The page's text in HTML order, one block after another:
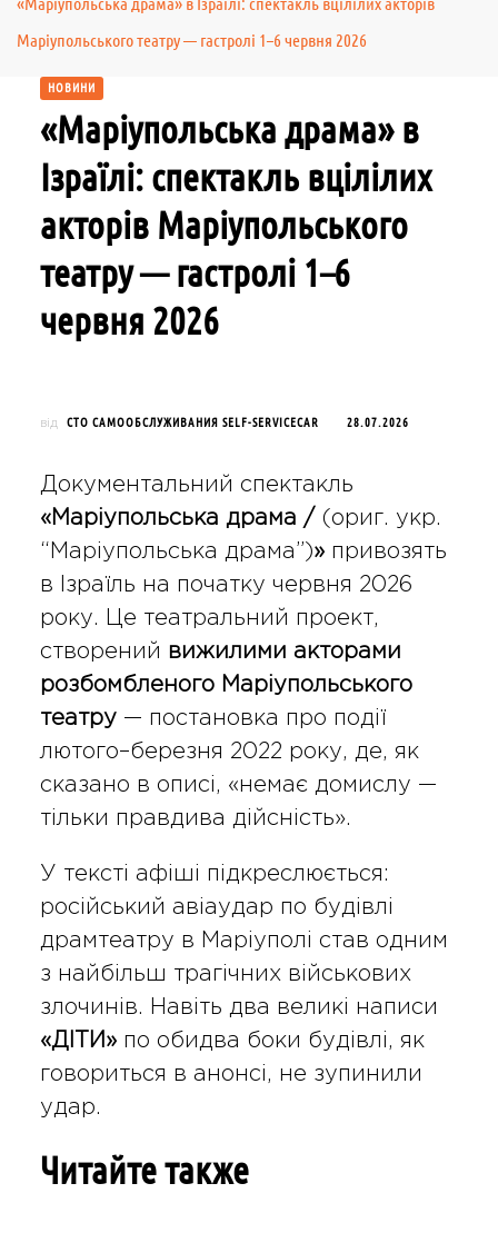
Маріупольського театру — гастролі 1–6 червня 2026
НОВИНИ
«Маріупольська драма» в
Ізраїлі: спектакль вцілілих
акторів Маріупольського
театру — гастролі 1–6
червня 2026
від СТО САМООБСЛУЖИВАНИЯ SELF-SERVICECAR 28.07.2026
Документальний спектакль
«Маріупольська драма / (ориг. укр.
“Маріупольська драма”)»привозять
в Ізраїль на початку червня 2026
року. Це театральний проект,
створений вижилими акторами
розбомбленого Маріупольського
театру— постановка про події
лютого–березня 2022 року, де, як
сказано в описі, «немає домислу —
тільки правдива дійсність».
У тексті афіші підкреслюється:
російський авіаудар по будівлі
драмтеатру в Маріуполі став одним
з найбільш трагічних військових
злочинів. Навіть два великі написи
«ДІТИ»по обидва боки будівлі, як
говориться в анонсі, не зупинили
удар.
Читайте также